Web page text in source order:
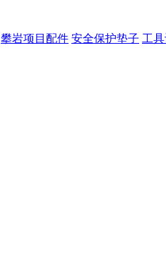
攀岩项目配件 安全保护垫子 工